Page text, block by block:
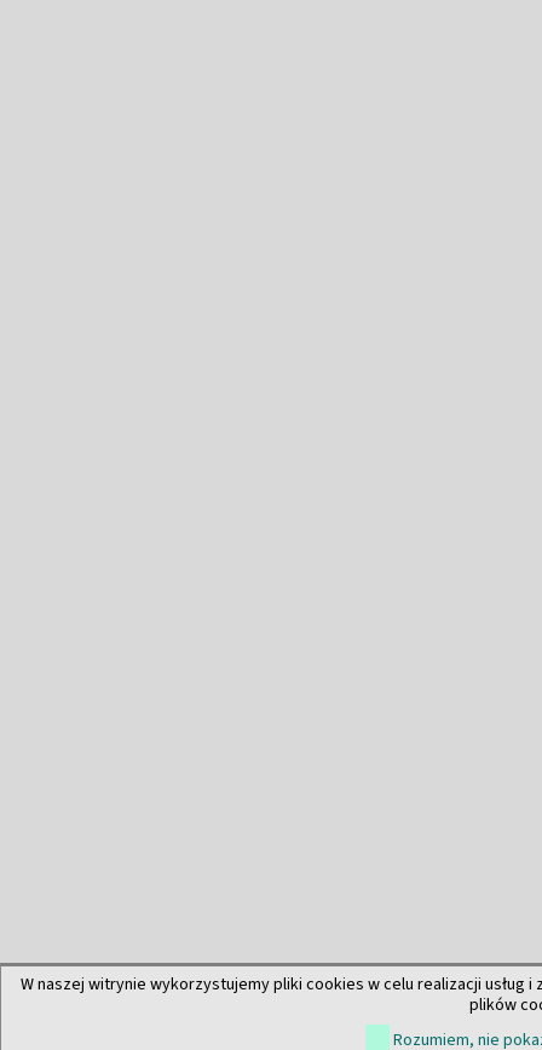
W naszej witrynie wykorzystujemy pliki cookies w celu realizacji usług i
plików
Rozumiem, nie